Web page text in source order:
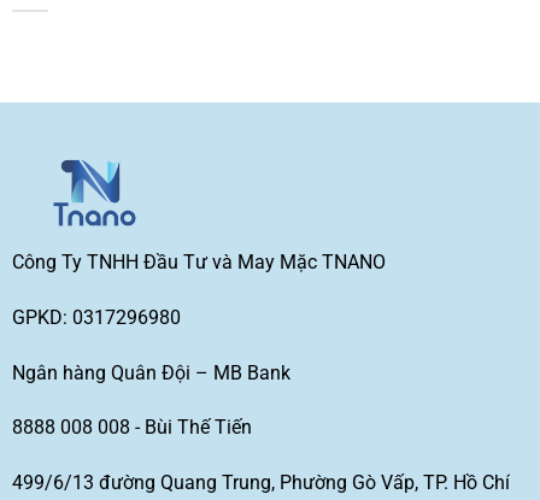
Công Ty TNHH Đầu Tư và May Mặc TNANO
GPKD: 0317296980
Ngân hàng Quân Đội – MB Bank
8888 008 008 - Bùi Thế Tiến
499/6/13 đường Quang Trung, Phường Gò Vấp, TP. Hồ Chí